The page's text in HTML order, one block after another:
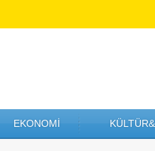
EKONOMİ